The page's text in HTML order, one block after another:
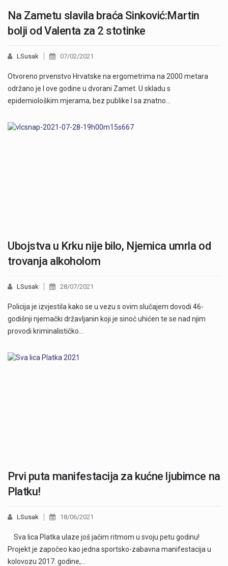
Na Zametu slavila braća Sinković:Martin
bolji od Valenta za 2 stotinke
LSusak 07/02/2021
Otvoreno prvenstvo Hrvatske na ergometrima na 2000 metara
održano je I ove godine u dvorani Zamet. U skladu s
epidemiološkim mjerama, bez publike I sa znatno…
Ubojstva u Krku nije bilo, Njemica umrla od
trovanja alkoholom
LSusak 28/07/2021
Policija je izvjestila kako se u vezu s ovim slučajem dovodi 46-
godišnji njemački državljanin koji je sinoć uhićen te se nad njim
provodi kriminalističko…
Prvi puta manifestacija za kućne ljubimce na
Platku!
LSusak 18/06/2021
Sva lica Platka ulaze još jačim ritmom u svoju petu godinu!
Projekt je započeo kao jedna sportsko-zabavna manifestacija u
kolovozu 2017. godine,…